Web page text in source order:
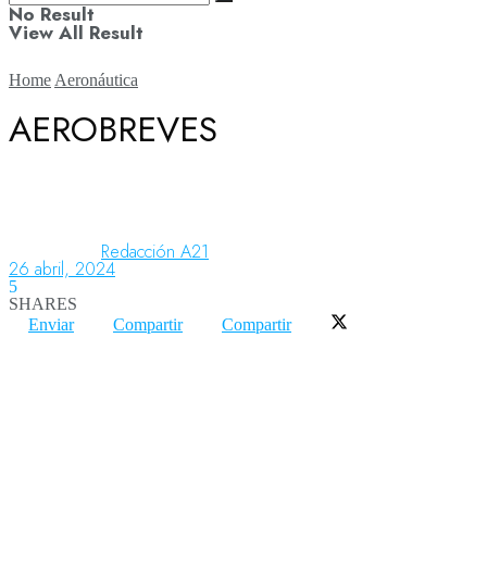
No Result
View All Result
Aeronáutica
Aeropuertos
Home Aeronáutica
AEROBREVES
Redacción A21
26 abril, 2024
5
SHARES
Enviar
Compartir Compartir